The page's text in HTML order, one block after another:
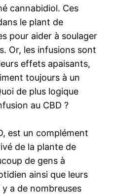
cannabidiol. Ces
le plant de
pour aider à soulager
Or, les infusions sont
effets apaisants,
toujours à un
de plus logique
au CBD ?
est un complément
de la plante de
de gens à
ainsi que leurs
a de nombreuses